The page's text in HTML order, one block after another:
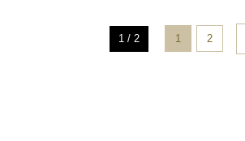
1 / 2 1 2